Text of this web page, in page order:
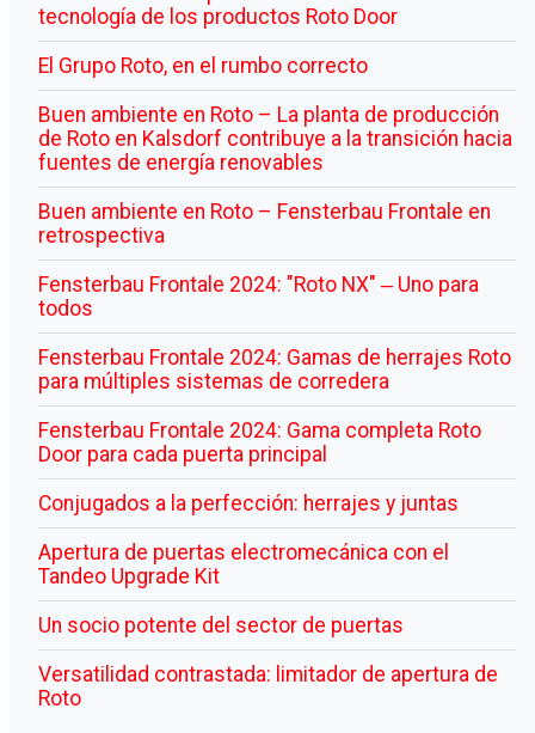
tecnología de los productos Roto Door
El Grupo Roto, en el rumbo correcto
Buen ambiente en Roto – La planta de producción
de Roto en Kalsdorf contribuye a la transición hacia
fuentes de energía renovables
Buen ambiente en Roto – Fensterbau Frontale en
retrospectiva
Fensterbau Frontale 2024: "Roto NX" ‒ Uno para
todos
Fensterbau Frontale 2024: Gamas de herrajes Roto
para múltiples sistemas de corredera
Fensterbau Frontale 2024: Gama completa Roto
Door para cada puerta principal
Conjugados a la perfección: herrajes y juntas
Apertura de puertas electromecánica con el
Tandeo Upgrade Kit
Un socio potente del sector de puertas
Versatilidad contrastada: limitador de apertura de
Roto